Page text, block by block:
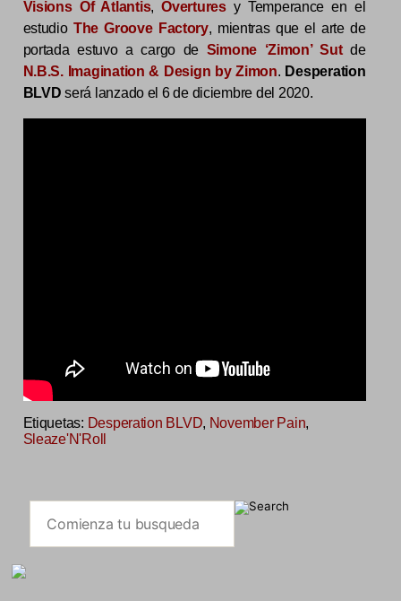
Visions Of Atlantis,Overturesy Temperance en el
estudio The Groove Factory, mientras que el arte de
portada estuvo a cargo de Simone ‘Zimon’ Sutde
N.B.S. Imagination & Design by Zimon. Desperation
BLVD será lanzado el 6 de diciembre del 2020.
Etiquetas: Desperation BLVD, November Pain,
Sleaze'N'Roll